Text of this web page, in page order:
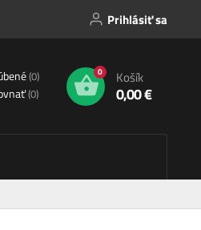
Prihlásiť sa
(0)
(0)
0 Košík
0,00 €